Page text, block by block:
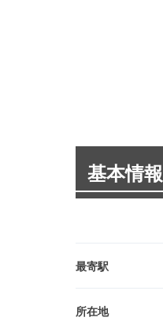
基本情報
最寄駅
所在地